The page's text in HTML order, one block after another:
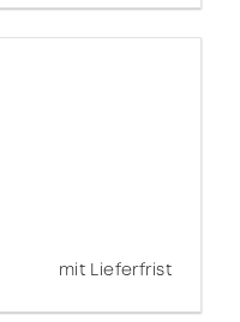
mit Lieferfrist